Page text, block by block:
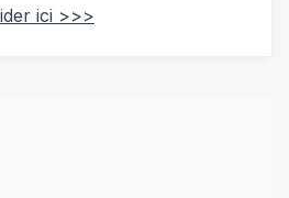
ici >>>